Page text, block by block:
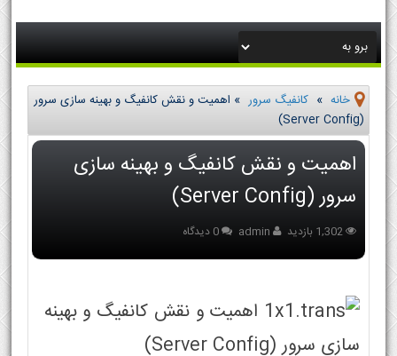
خانه » کانفیگ سرور » اهمیت و نقش کانفیگ و بهینه سازی سرور
(Server Config)
اهمیت و نقش کانفیگ و بهینه سازی
سرور (Server Config)
1,302 بازدید admin 0 دیدگاه